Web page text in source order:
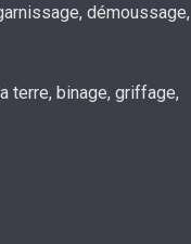
démoussage,
terre, binage, griffage,